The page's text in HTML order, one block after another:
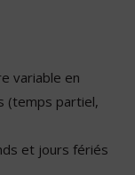
variable en
(temps partiel,
et jours fériés